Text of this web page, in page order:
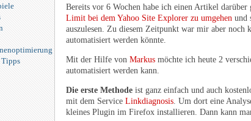
Bereits vor 6 Wochen habe ich einen Artikel darüber
Limit bei dem Yahoo Site Explorer zu umgehen und
auszulesen. Zu diesem Zeitpunkt war mir aber noch
automatisiert werden könnte.
Mit der Hilfe von Markus möchte ich heute 2
automatisiert werden kann.
Die erste Methode ist ganz einfach und auch
mit dem Service Linkdiagnosis . Um dort eine
kleines Plugin im Firefox installieren. Dann kann